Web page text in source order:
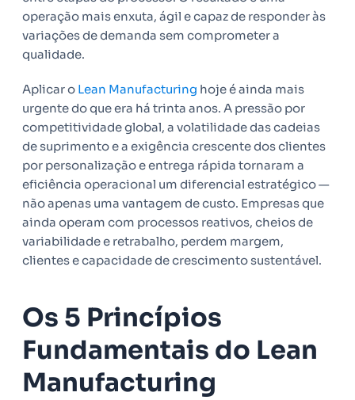
operação mais enxuta, ágil e capaz de responder às
variações de demanda sem comprometer a
qualidade.
Aplicar o Lean Manufacturing hoje é ainda mais
urgente do que era há trinta anos. A pressão por
competitividade global, a volatilidade das cadeias
de suprimento e a exigência crescente dos clientes
por personalização e entrega rápida tornaram a
eficiência operacional um diferencial estratégico —
não apenas uma vantagem de custo. Empresas que
ainda operam com processos reativos, cheios de
variabilidade e retrabalho, perdem margem,
clientes e capacidade de crescimento sustentável.
Os 5 Princípios
Fundamentais do Lean
Manufacturing